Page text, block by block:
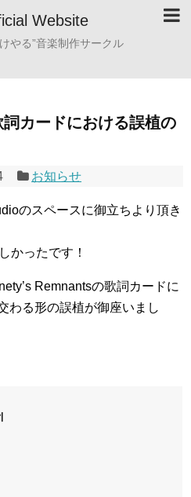
Website
やる”音楽制作サークル
カードにおける誤植の
お知らせ
のスペースに御立ちより頂き
かったです！
Remnantsの歌詞カードに
わる形の誤植が御座いまし